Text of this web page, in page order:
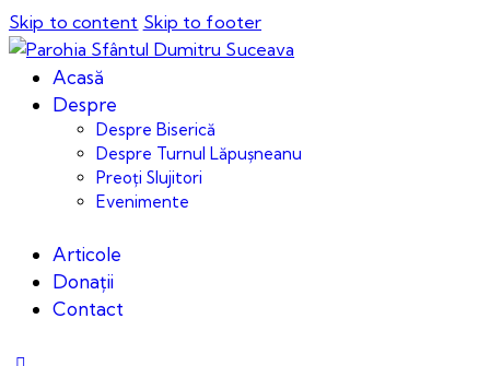
Skip to content Skip to footer
Acasă
Despre
Despre Biserică
Despre Turnul Lăpușneanu
Preoți Slujitori
Evenimente
Articole
Donații
Contact